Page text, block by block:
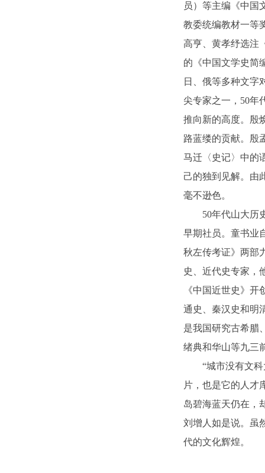
员）等主编《中国
教委统编教材一等
高亨、黄孝纾选注
的《中国文学史简
日、俄等多种文字
尖专家之一，50年
推向新的高度。殷
路蓝缕的贡献。殷
马迁〈史记〉中的
己的独到见解。由
毫不逊色。
50年代山大历
早期社员。童书业
秋左传考证》两部
史、近代史专家，
《中国近世史》
通史、秦汉史和明
是我国研究古希腊
绪典和华山等九三
“城市没有文
片，也是它的人才
岛碧海蓝天仍在，
刘增人如是说。虽
代的文化辉煌。